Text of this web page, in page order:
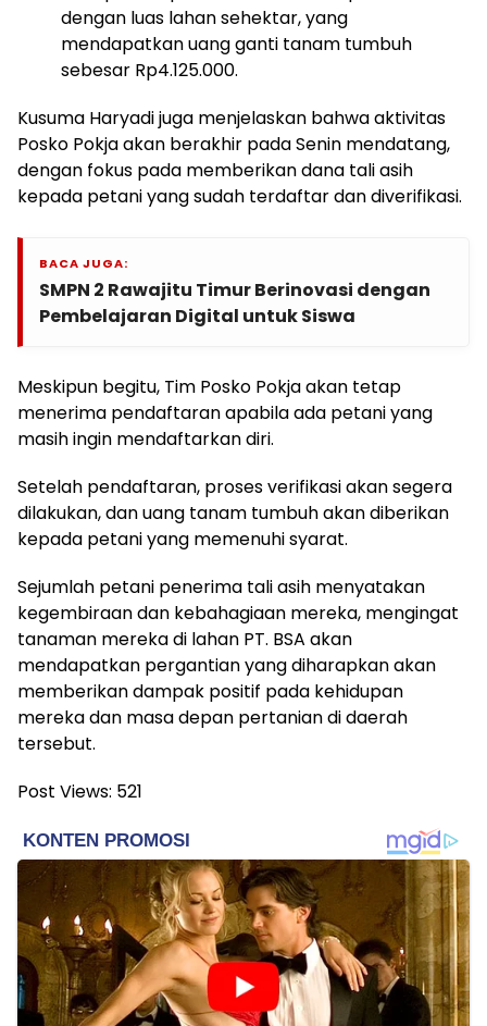
dengan luas lahan sehektar, yang
mendapatkan uang ganti tanam tumbuh
sebesar Rp4.125.000.
Kusuma Haryadi juga menjelaskan bahwa aktivitas
Posko Pokja akan berakhir pada Senin mendatang,
dengan fokus pada memberikan dana tali asih
kepada petani yang sudah terdaftar dan diverifikasi.
BACA JUGA:
SMPN 2 Rawajitu Timur Berinovasi dengan
Pembelajaran Digital untuk Siswa
Meskipun begitu, Tim Posko Pokja akan tetap
menerima pendaftaran apabila ada petani yang
masih ingin mendaftarkan diri.
Setelah pendaftaran, proses verifikasi akan segera
dilakukan, dan uang tanam tumbuh akan diberikan
kepada petani yang memenuhi syarat.
Sejumlah petani penerima tali asih menyatakan
kegembiraan dan kebahagiaan mereka, mengingat
tanaman mereka di lahan PT. BSA akan
mendapatkan pergantian yang diharapkan akan
memberikan dampak positif pada kehidupan
mereka dan masa depan pertanian di daerah
tersebut.
Post Views: 521